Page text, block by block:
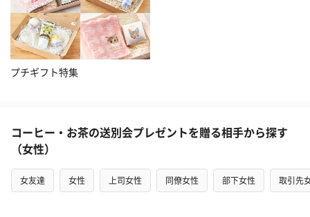
プチギフト特集
コーヒー・お茶の送別会プレゼントを贈る相手から探す
（女性）
女友達 女性 上司女性 同僚女性 部下女性 取引先